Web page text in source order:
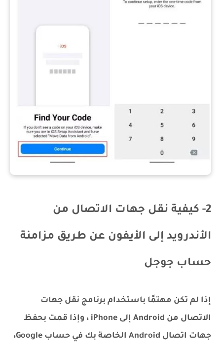
2- كيفية نقل جهات الاتصال من
الأندرويد إلى الأيفون عن طريق مزامنة
حساب جوجل
إذا لم تكن مهتمًا باستخدام برنامج نقل جهات
الاتصال من Android إلى iPhone ، وإذا قمت بحفظ
جهات اتصال Android الخاصة بك في حساب Google،